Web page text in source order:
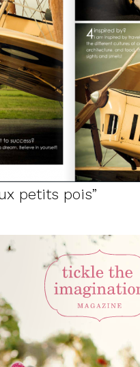
petits pois”